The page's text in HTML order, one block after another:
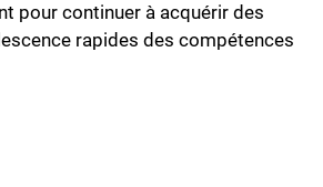
pour continuer à acquérir des
rapides des compétences